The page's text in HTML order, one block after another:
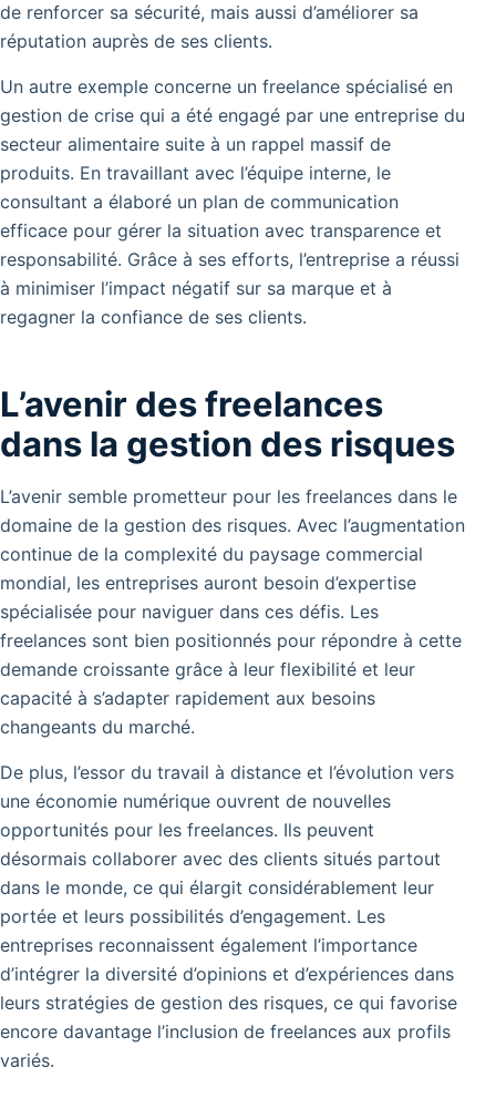
de renforcer sa sécurité, mais aussi d’améliorer sa
réputation auprès de ses clients.
Un autre exemple concerne un freelance spécialisé en
gestion de crise qui a été engagé par une entreprise du
secteur alimentaire suite à un rappel massif de
produits. En travaillant avec l’équipe interne, le
consultant a élaboré un plan de communication
efficace pour gérer la situation avec transparence et
responsabilité. Grâce à ses efforts, l’entreprise a réussi
à minimiser l’impact négatif sur sa marque et à
regagner la confiance de ses clients.
L’avenir des freelances
dans la gestion des risques
L’avenir semble prometteur pour les freelances dans le
domaine de la gestion des risques. Avec l’augmentation
continue de la complexité du paysage commercial
mondial, les entreprises auront besoin d’expertise
spécialisée pour naviguer dans ces défis. Les
freelances sont bien positionnés pour répondre à cette
demande croissante grâce à leur flexibilité et leur
capacité à s’adapter rapidement aux besoins
changeants du marché.
De plus, l’essor du travail à distance et l’évolution vers
une économie numérique ouvrent de nouvelles
opportunités pour les freelances. Ils peuvent
désormais collaborer avec des clients situés partout
dans le monde, ce qui élargit considérablement leur
portée et leurs possibilités d’engagement. Les
entreprises reconnaissent également l’importance
d’intégrer la diversité d’opinions et d’expériences dans
leurs stratégies de gestion des risques, ce qui favorise
encore davantage l’inclusion de freelances aux profils
variés.